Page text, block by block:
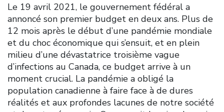
Le 19 avril 2021, le gouvernement fédéral a
annoncé son premier budget en deux ans. Plus de
12 mois après le début d’une pandémie mondiale
et du choc économique qui s’ensuit, et en plein
milieu d’une dévastatrice troisième vague
d’infections au Canada, ce budget arrive à un
moment crucial. La pandémie a obligé la
population canadienne à faire face à de dures
réalités et aux profondes lacunes de notre société